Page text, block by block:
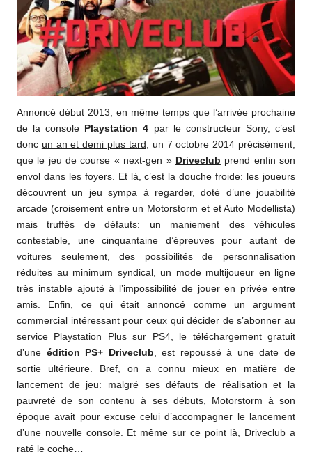
Annoncé début 2013, en même temps que l’arrivée prochaine
de la console Playstation 4 par le constructeur Sony, c’est
donc un an et demi plus tard , un 7 octobre 2014 précisément,
que le jeu de course « next-gen » Driveclub prend enfin son
envol dans les foyers. Et là, c’est la douche froide: les joueurs
découvrent un jeu sympa à regarder, doté d’une jouabilité
arcade (croisement entre un Motorstorm et et Auto Modellista)
mais truffés de défauts: un maniement des véhicules
contestable, une cinquantaine d’épreuves pour autant de
voitures seulement, des possibilités de personnalisation
réduites au minimum syndical, un mode multijoueur en ligne
très instable ajouté à l’impossibilité de jouer en privée entre
amis. Enfin, ce qui était annoncé comme un argument
commercial intéressant pour ceux qui décider de s’abonner au
service Playstation Plus sur PS4, le téléchargement gratuit
d’une édition PS+ Driveclub , est repoussé à une date de
sortie ultérieure. Bref, on a connu mieux en matière de
lancement de jeu: malgré ses défauts de réalisation et la
pauvreté de son contenu à ses débuts, Motorstorm à son
époque avait pour excuse celui d’accompagner le lancement
d’une nouvelle console. Et même sur ce point là, Driveclub a
raté le coche…